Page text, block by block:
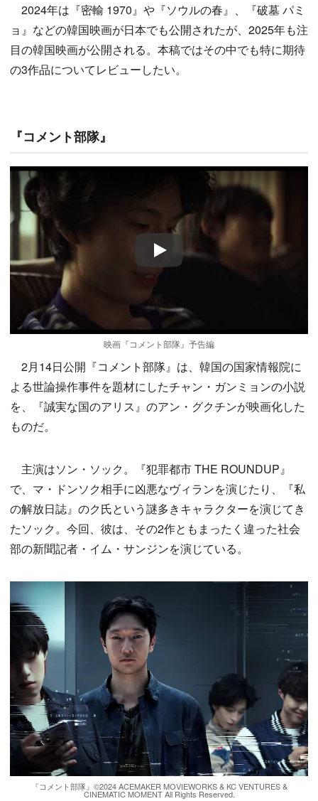
2024年は『密輸 1970』や『ソウルの春』、『破墓 パミ
ョ』などの韓国映画が日本でも公開されたが、2025年も注
目の韓国映画が公開される。本稿ではその中でも特に期待
の3作品についてレビューしたい。
『コメント部隊』
Play
映画『コメント部隊』予告編
2月14日公開『コメント部隊』は、韓国の国家情報院に
よる世論操作事件を題材にしたチャン・ガンミョンの小説
を、『誠実な国のアリス』のアン・グクチンが映画化した
ものだ。
主演はソン・ソック。『犯罪都市 THE ROUNDUP』
で、マ・ドンソク相手に凶悪なヴィランを演じたり、『私
の解放日誌』のク氏という謎多きキャラクターを演じてき
たソック。今回、彼は、その2作ともまったく違った社会
部の新聞記者・イム・サンジンを演じている。
『コメント部隊』©2024 ACEMAKER MOVIEWORKS & KC VENTURES &
CINEMATIC MOMENT All Rights Reserved.